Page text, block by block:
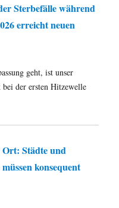
Sterbefälle während
erreicht neuen
geht, ist unser
der ersten Hitzewelle
Ort: Städte und
konsequent